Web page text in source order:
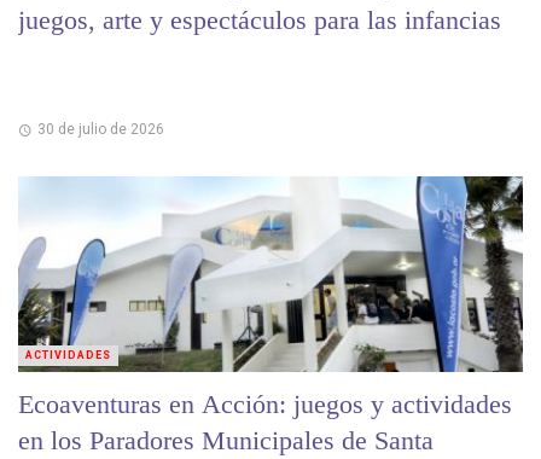
juegos, arte y espectáculos para las infancias
30 de julio de 2026
Ecoaventuras en Acción: juegos y actividades
en los Paradores Municipales de Santa
ACTIVIDADES